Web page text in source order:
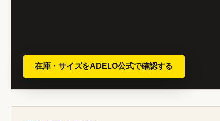
在庫・サイズをADELO公式で確認する